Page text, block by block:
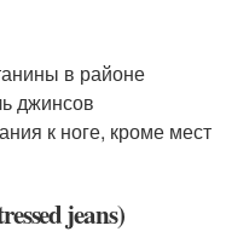
в районе
джинсов
к ноге, кроме мест
jeans)